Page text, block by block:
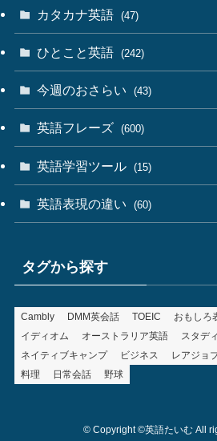
カタカナ英語 (47)
ひとこと英語 (242)
今週のおさらい (43)
英語フレーズ (600)
英語学習ツール (15)
英語表現の違い (60)
タグから探す
Cambly DMM英会話 TOEIC おもしろ
イディオム
オーストラリア英語 スタデ
ネイティブキャンプ
ビジネス レアジョ
料理
日常会話 野球
©Copyright ©英語たいむ All